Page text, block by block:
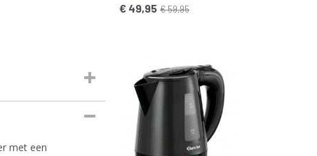
met een
€ 49,95 € 59,95